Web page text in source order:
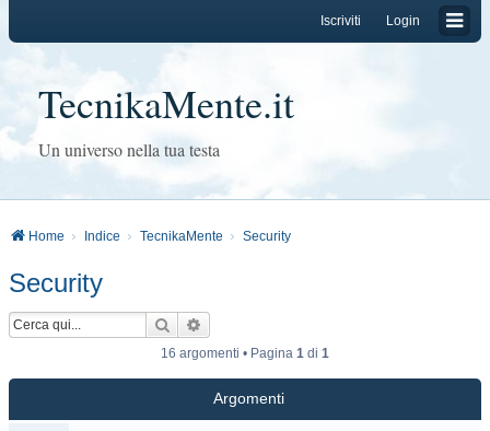
Login
Iscriviti
TecnikaMente.it
Un universo nella tua testa
Home Indice TecnikaMente Security
Security
Cerca
16 argomenti • Pagina 1 di 1
Argomenti